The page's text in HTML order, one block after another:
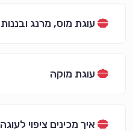
עוגת מוס, מרנג ובננות
עוגת מוקה
איך מכינים ציפוי לעוגה